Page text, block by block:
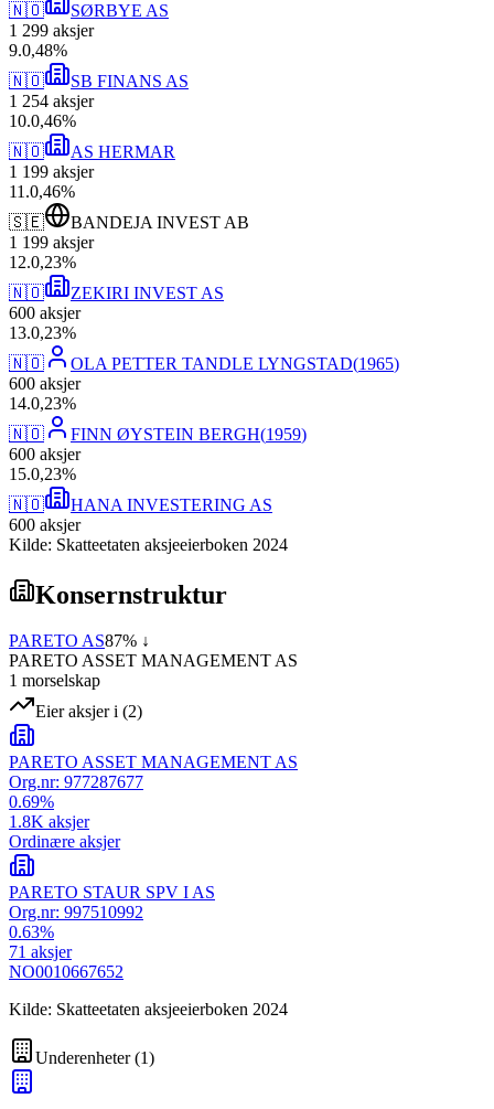
🇳🇴
SØRBYE AS
1 299 aksjer
9.0,48%
🇳🇴
SB FINANS AS
1 254 aksjer
10.0,46%
🇳🇴
AS HERMAR
1 199 aksjer
11 .0,46%
🇸🇪
BANDEJA INVEST AB
1 199 aksjer
12.0,23%
🇳🇴
ZEKIRI INVEST AS
600 aksjer
13.0,23%
🇳🇴
OLA PETTER TANDLE LYNGSTAD(1965)
600 aksjer
14.0,23%
🇳🇴
FINN ØYSTEIN BERGH(1959)
600 aksjer
15.0,23%
🇳🇴
HANA INVESTERING AS
600 aksjer
Kilde: Skatteetaten aksjeeierboken 2024
Konsernstruktur
PARETO AS87% ↓
PARETO ASSET MANAGEMENT AS
1 morselskap
Eier aksjer i (2)
PARETO ASSET MANAGEMENT AS
Org.nr: 977287677
0.69%
1.8K aksjer
Ordinære aksjer
PARETO STAUR SPV I AS
Org.nr: 997510992
0.63%
71 aksjer
NO0010667652
Kilde: Skatteetaten aksjeeierboken 2024
Underenheter(1)